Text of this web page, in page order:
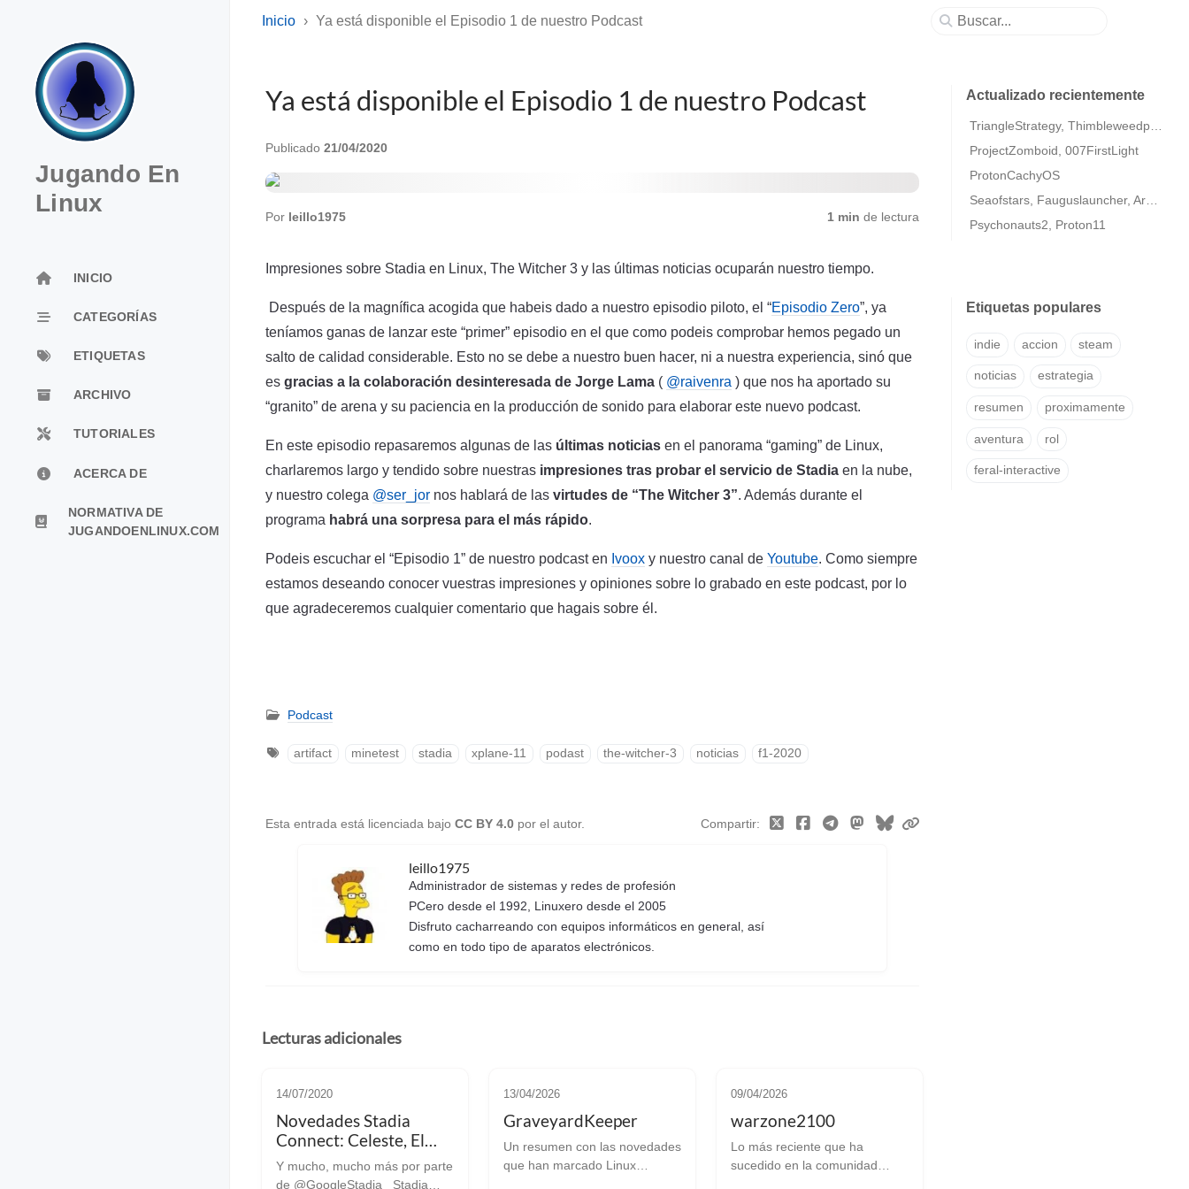
Jugando En
Linux
INICIO
CATEGORÍAS
ETIQUETAS
ARCHIVO
TUTORIALES
ACERCA DE
NORMATIVA DE
JUGANDOENLINUX.COM
Inicio Ya está disponible el Episodio 1 de nuestro Podcast
Ya está disponible el Episodio 1 de nuestro Podcast
Publicado 21/04/2020
Por leillo1975 1 min de lectura
Impresiones sobre Stadia en Linux, The Witcher 3 y las últimas noticias ocuparán nuestro tiempo.
Después de la magnífica acogida que habeis dado a nuestro episodio piloto, el “Episodio Zero”, ya
teníamos ganas de lanzar este “primer” episodio en el que como podeis comprobar hemos pegado un
salto de calidad considerable. Esto no se debe a nuestro buen hacer, ni a nuestra experiencia, sinó que
es gracias a la colaboración desinteresada de Jorge Lama ( @raivenra ) que nos ha aportado su
“granito” de arena y su paciencia en la producción de sonido para elaborar este nuevo podcast.
En este episodio repasaremos algunas de las últimas noticias en el panorama “gaming” de Linux,
charlaremos largo y tendido sobre nuestras impresiones tras probar el servicio de Stadia en la nube,
y nuestro colega @ser_jor nos hablará de las virtudes de “The Witcher 3”. Además durante el
programa habrá una sorpresa para el más rápido.
Podeis escuchar el “Episodio 1” de nuestro podcast en Ivoox y nuestro canal de Youtube. Como siempre
estamos deseando conocer vuestras impresiones y opiniones sobre lo grabado en este podcast, por lo
que agradeceremos cualquier comentario que hagais sobre él.
Podcast
artifact minetest stadia xplane-11 podast the-witcher-3 noticias f1-2020
Esta entrada está licenciada bajo CC BY 4.0 por el autor. Compartir
leillo1975
Administrador de sistemas y redes de profesión
PCero desde el 1992, Linuxero desde el 2005
Disfruto cacharreando con equipos informáticos en general, así
como en todo tipo de aparatos electrónicos.
Actualizado recientemente
ProjectZomboid, 007FirstLight
ProtonCachyOS
Psychonauts2, Proton11
Etiquetas populares
indie accion steam
noticias estrategia
resumen proximamente
aventura rol
feral-interactive
Lecturas adicionales
14/07/2020
Novedades Stadia
Connect: Celeste, El
Hijo, F1 2020, Dead by
Daylight, Hitman,
Y mucho, mucho más por parte
de @GoogleStadia Stadia
13/04/2026
GraveyardKeeper
Un resumen con las novedades
que han marcado Linux
09/04/2026
warzone2100
Lo más reciente que ha
sucedido en la comunidad